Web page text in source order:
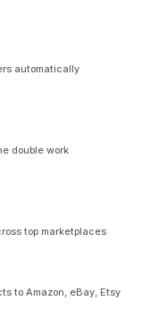
automatically
double work
top marketplaces
to Amazon, eBay, Etsy